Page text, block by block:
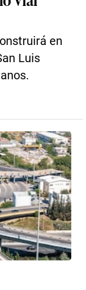
en
Luis